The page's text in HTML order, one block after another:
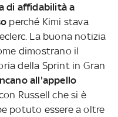
di affidabilità a
perché Kimi stava
La buona notizia
dimostrano il
della Sprint in Gran
all'appello
Russell che si è
potuto essere a oltre